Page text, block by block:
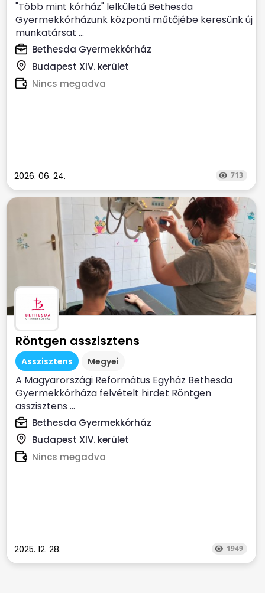
"Több mint kórház" lelkületű Bethesda
Gyermekkórházunk központi műtőjébe keresünk új
munkatársat ...
Bethesda Gyermekkórház
Budapest XIV. kerület
Nincs megadva
2026. 06. 24. 713
Röntgen asszisztens
Asszisztens Megyei
A Magyarországi Református Egyház Bethesda
Gyermekkórháza felvételt hirdet Röntgen
asszisztens ...
Bethesda Gyermekkórház
Budapest XIV. kerület
Nincs megadva
2025. 12. 28. 1949